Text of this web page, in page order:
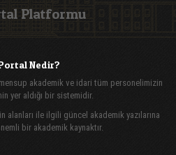
Platformu
Nedir?
akademik ve idari tüm personelimizin
yer aldığı bir sistemidir.
alanları ile ilgili güncel akademik yazılarına
bir akademik kaynaktır.